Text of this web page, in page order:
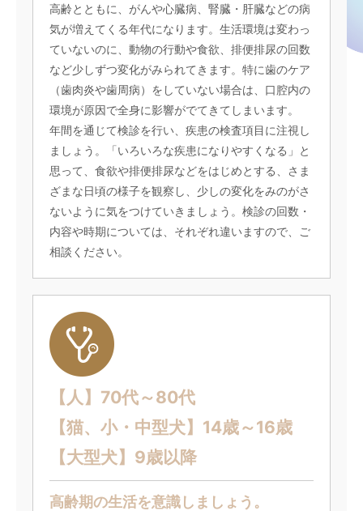
高齢とともに、がんや心臓病、腎臓・肝臓などの病
気が増えてくる年代になります。生活環境は変わっ
ていないのに、動物の行動や食欲、排便排尿の回数
など少しずつ変化がみられてきます。特に歯のケア
（歯肉炎や歯周病）をしていない場合は、口腔内の
環境が原因で全身に影響がでてきてしまいます。
年間を通じて検診を行い、疾患の検査項目に注視し
ましょう。「いろいろな疾患になりやすくなる」と
思って、食欲や排便排尿などをはじめとする、さま
ざまな日頃の様子を観察し、少しの変化をみのがさ
ないように気をつけていきましょう。検診の回数・
内容や時期については、それぞれ違いますので、ご
相談ください。
【人】70代～80代
【猫、小・中型犬】14歳～16歳
【大型犬】9歳以降
高齢期の生活を意識しましょう。